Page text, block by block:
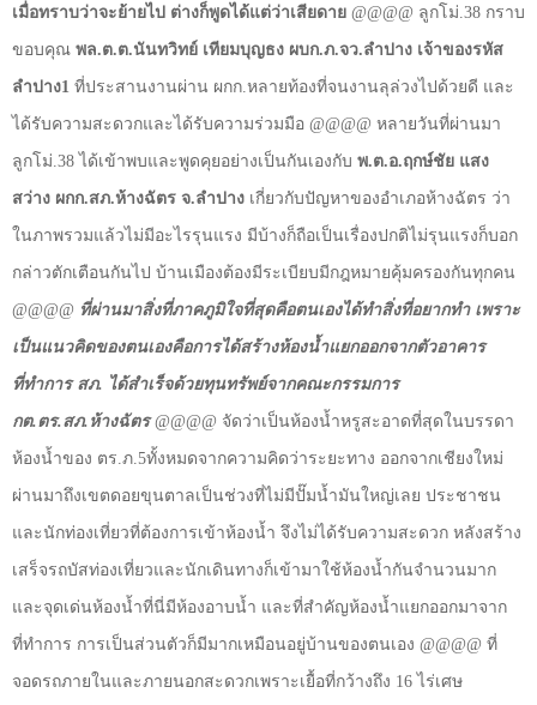
เมื่อทราบว่าจะย้ายไป ต่างก็พูดได้แต่ว่าเสียดาย @@@@ ลูกโม่. 38 กราบ
ขอบคุณ พล.ต.ต.นันทวิทย์ เทียมบุญธง ผบก.ภ.จว.ลำปาง เจ้าของรหัส
ลำปาง1 ที่ประสานงานผ่าน ผกก.หลายท้องที่จนงานลุล่วงไปด้วยดี และ
ได้รับความสะดวกและได้รับความร่วมมือ @@@@ หลายวันที่ผ่านมา
ลูกโม่. 38ได้เข้าพบและพูดคุยอย่างเป็นกันเองกับ พ.ต.อ.ฤกษ์ชัย แสง
สว่าง ผกก.สภ.ห้างฉัตร จ.ลำปาง เกี่ยวกับปัญหาของอำเภอห้างฉัตร ว่า
ในภาพรวมแล้วไม่มีอะไรรุนแรง มีบ้างก็ถือเป็นเรื่องปกติไม่รุนแรงก็บอก
กล่าวตักเตือนกันไป บ้านเมืองต้องมีระเบียบมีกฎหมายคุ้มครองกันทุกคน
@@@@ ที่ผ่านมาสิ่งที่ภาคภูมิใจที่สุดคือตนเองได้ทำสิ่งที่อยากทำ เพราะ
เป็นแนวคิดของตนเองคือการได้สร้างห้องน้ำแยกออกจากตัวอาคาร
ที่ทำการ สภ. ได้สำเร็จด้วยทุนทรัพย์จากคณะกรรมการ
กต.ตร.สภ.ห้างฉัตร@@@@ จัดว่าเป็นห้องน้ำหรูสะอาดที่สุดในบรรดา
ห้องน้ำของ ตร.ภ. 5ทั้งหมดจากความคิดว่าระยะทาง ออกจากเชียงใหม่
ผ่านมาถึงเขตดอยขุนตาลเป็นช่วงที่ไม่มีปั๊มน้ำมันใหญ่เลย ประชาชน
และนักท่องเที่ยวที่ต้องการเข้าห้องน้ำ จึงไม่ได้รับความสะดวก หลังสร้าง
เสร็จรถบัสท่องเที่ยวและนักเดินทางก็เข้ามาใช้ห้องน้ำกันจำนวนมาก
และจุดเด่นห้องน้ำที่นี่มีห้องอาบน้ำ และที่สำคัญห้องน้ำแยกออกมาจาก
ที่ทำการ การเป็นส่วนตัวก็มีมากเหมือนอยู่บ้านของตนเอง @@@@ ที่
จอดรถภายในและภายนอกสะดวกเพราะเยื้อที่กว้างถึง 16ไร่เศษ